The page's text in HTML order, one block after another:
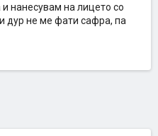
нанесувам на лицето со
дур не ме фати сафра, па